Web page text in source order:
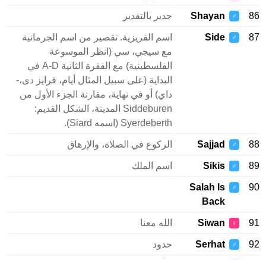
♂
Shayan جدير بالتقدير
♂
Side
اسم الفريزية. تقصير من اسم الجرمانية
مع سيجي، سي (انظر الموسوعة
الفلسطينية) مع الفقرة الثانية A-D في
البداية (على سبيل المثال أيام، فرايز دى،-
داي) أو في نهاية، مقارنة الجزء الأول من
Siddeburen المدينة، الشكل القديم:
Syerdeberth (اسمه Siard).
♂
Sajjad الركوع في الصلاة، والإرهاق
♂
Sikis اسم الملك
♂
Salah Is
Back
♀
Siwan الله معنا
♂
Serhat حدود